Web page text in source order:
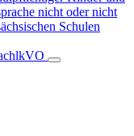
nicht oder nicht
Schulen